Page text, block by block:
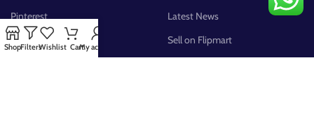
Pinterest
FB Group
Latest News
Sell on Flipmart
ShopFiltersWishlist CartMy account